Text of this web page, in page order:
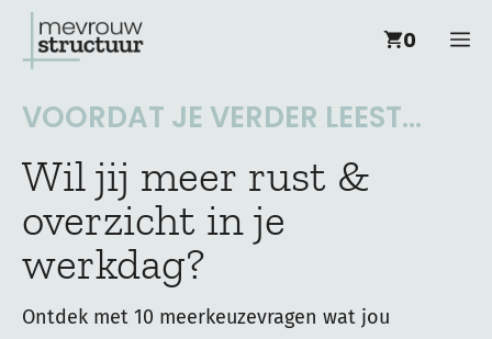
naar
0
VOORDAT JE VERDER LEEST...
Wil jij meer rust &
overzicht in je
werkdag?
Ontdek met 10 meerkeuzevragen wat jou